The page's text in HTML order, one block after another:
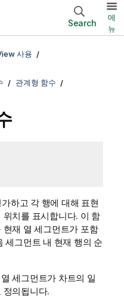
Search
메
뉴
사용
관계형 함수
하고 각 행에 대해 표현
치를 표시합니다. 이 함
재 열 세그먼트가 포함
세그먼트 내 현재 행의 순
세그먼트가 차트의 일
정의됩니다.